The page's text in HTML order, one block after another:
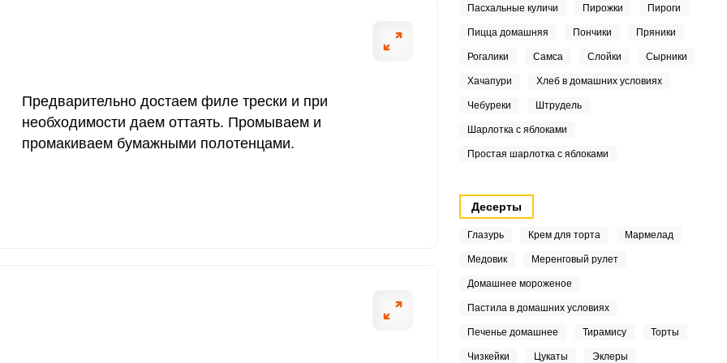
15 мг 4.8
Предварительно достаем филе трески и при
необходимости даем оттаять. Промываем и
промакиваем бумажными полотенцами.
Пасхальные куличи Пирожки Пироги
Пицца домашняя Пончики Пряники
Рогалики Самса Слойки Сырники
Хачапури Хлеб в домашних условиях
Чебуреки Штрудель
Шарлотка с яблоками
Простая шарлотка с яблоками
Десерты
Глазурь Крем для торта Мармелад
Медовик Меренговый рулет
Домашнее мороженое
Пастила в домашних условиях
Печенье домашнее Тирамису Торты
Чизкейки Цукаты Эклеры